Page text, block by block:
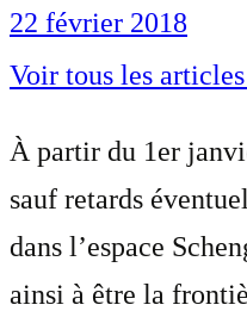
22 février 2018
Voir tous les
À partir du 1er
sauf retards
dans l’espace
ainsi à être la